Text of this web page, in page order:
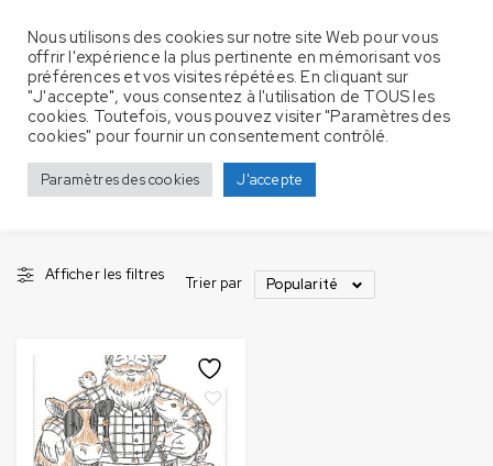
père
Accueil Produits identifiés “père”
Afficher les filtres
Trier par Popularité
Nous utilisons des cookies sur notre site Web pour vous
offrir l'expérience la plus pertinente en mémorisant vos
préférences et vos visites répétées. En cliquant sur
"J'accepte", vous consentez à l'utilisation de TOUS les
cookies. Toutefois, vous pouvez visiter "Paramètres des
cookies" pour fournir un consentement contrôlé.
Paramètres des cookies J'accepte